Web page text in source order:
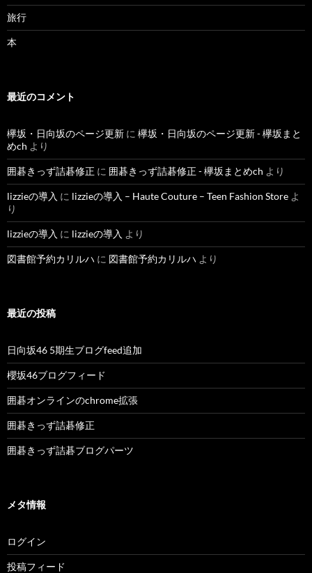
旅行
本
最近のコメント
欅坂・日向坂のページ更新 に 欅坂・日向坂のページ更新 - 欅坂まと
めch より
囲碁きっず詰碁修正 に 囲碁きっず詰碁修正 - 欅坂まとめch より
lizzieの導入 に lizzieの導入 – Haute Couture – Teen Fashion Store よ
り
lizzieの導入 に lizzieの導入 より
図書館予約カリルハ に 図書館予約カリルハ より
最近の投稿
日向坂46 5期生ブログfeed追加
櫻坂46ブログフィード
囲碁オンラインのchrome拡張
囲碁きっず詰碁修正
囲碁きっず詰碁ブログパーツ
メタ情報
ログイン
投稿フィード